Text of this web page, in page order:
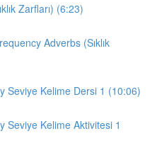
Zarfları) (6:23)
Adverbs (Sıklık
Seviye Kelime Dersi 1 (10:06)
Seviye Kelime Aktivitesi 1